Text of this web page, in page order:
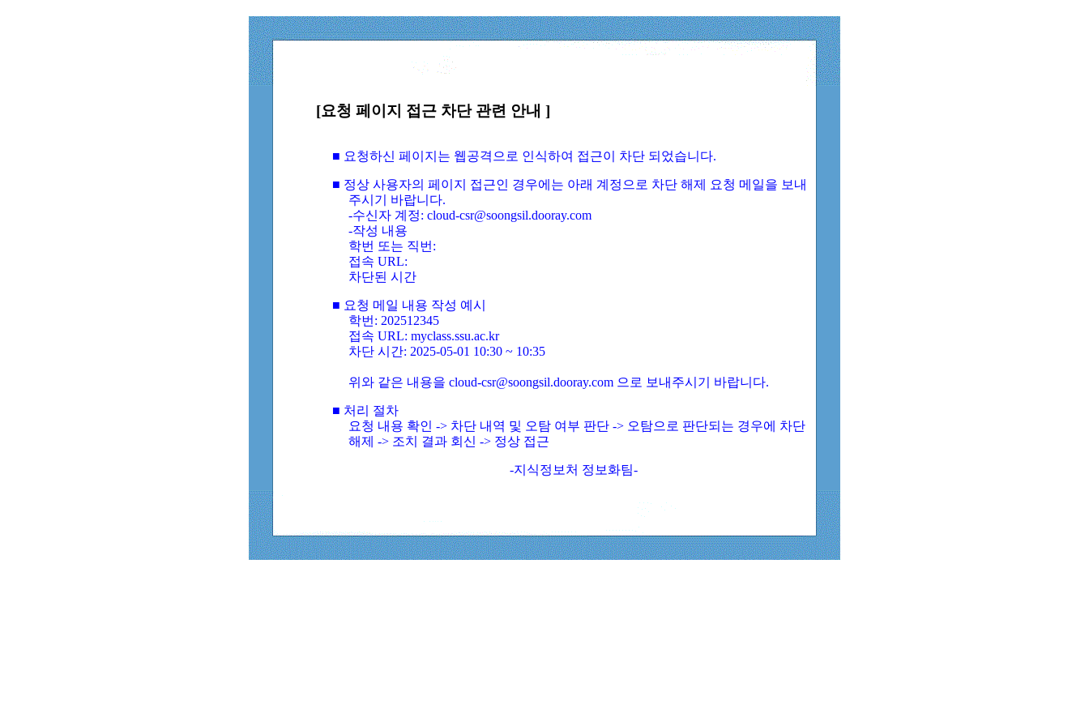
[요청 페이지 접근 차단 관련 안내 ]
■ 요청하신 페이지는 웹공격으로 인식하여 접근이 차단 되었습니다.
■ 정상 사용자의 페이지 접근인 경우에는 아래 계정으로 차단 해제 요청 메일을 보내
주시기 바랍니다.
-수신자 계정: cloud-csr@soongsil.dooray.com
-작성 내용
학번 또는 직번:
접속 URL:
차단된 시간
■ 요청 메일 내용 작성 예시
학번: 202512345
접속 URL: myclass.ssu.ac.kr
차단 시간: 2025-05-01 10:30 ~ 10:35
위와 같은 내용을 cloud-csr@soongsil.dooray.com 으로 보내주시기 바랍니다.
■ 처리 절차
요청 내용 확인 -> 차단 내역 및 오탐 여부 판단 -> 오탐으로 판단되는 경우에 차단
해제 -> 조치 결과 회신 -> 정상 접근
-지식정보처 정보화팀-